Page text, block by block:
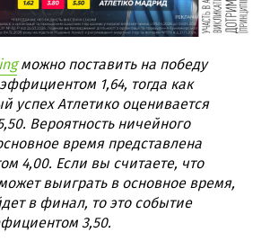
можно поставить на победу
1,64, тогда как
успех Атлетико оценивается
Вероятность ничейного
время представлена
4,00. Если вы считаете, что
выиграть в основное время,
в финал, то это событие
3,50.